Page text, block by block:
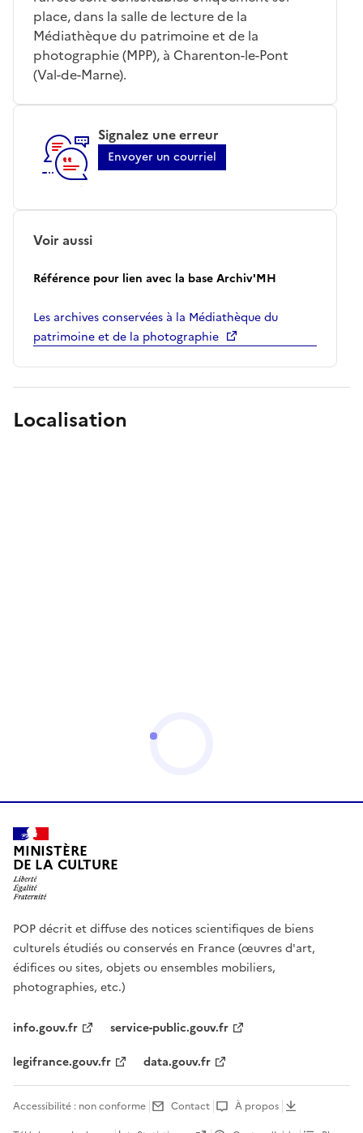
place, dans la salle de lecture de la
Médiathèque du patrimoine et de la
photographie (MPP), à Charenton-le-Pont
(Val-de-Marne).
Signalez une erreur
Envoyer un courriel
Voir aussi
Référence pour lien avec la base Archiv'MH
Les archives conservées à la Médiathèque du
patrimoine et de la photographie
Localisation
MINISTÈRE
DE LA CULTURE
POP décrit et diffuse des notices scientifiques de biens
culturels étudiés ou conservés en France (œuvres d'art,
édifices ou sites, objets ou ensembles mobiliers,
photographies, etc.)
info.gouv.fr
service-public.gouv.fr
legifrance.gouv.fr
data.gouv.fr
Accessibilité : non conforme Contact
À propos